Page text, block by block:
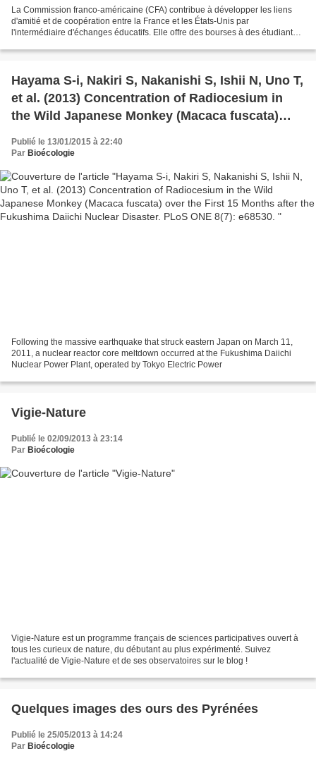
La Commission franco-américaine (CFA) contribue à développer les liens
d'amitié et de coopération entre la France et les États-Unis par
l'intermédiaire d'échanges éducatifs. Elle offre des bourses à des étudiants,
Hayama S-i, Nakiri S, Nakanishi S, Ishii N, Uno T,
et al. (2013) Concentration of Radiocesium in
the Wild Japanese Monkey (Macaca fuscata)
over the First 15 Months after the Fukushima
Daiichi Nuclear Disaster. PLoS ONE 8(7):
Publié le 13/01/2015 à 22:40
Par Bioécologie
Following the massive earthquake that struck eastern Japan on March 11,
2011, a nuclear reactor core meltdown occurred at the Fukushima Daiichi
Nuclear Power Plant, operated by Tokyo Electric Power
Vigie-Nature
Publié le 02/09/2013 à 23:14
Par Bioécologie
Vigie-Nature est un programme français de sciences participatives ouvert à
tous les curieux de nature, du débutant au plus expérimenté. Suivez
l'actualité de Vigie-Nature et de ses observatoires sur le blog !
Quelques images des ours des Pyrénées
Publié le 25/05/2013 à 14:24
Par Bioécologie